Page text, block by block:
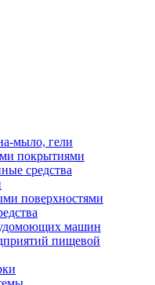
мыло, гели
покрытиями
средства
поверхностями
машин
пищевой